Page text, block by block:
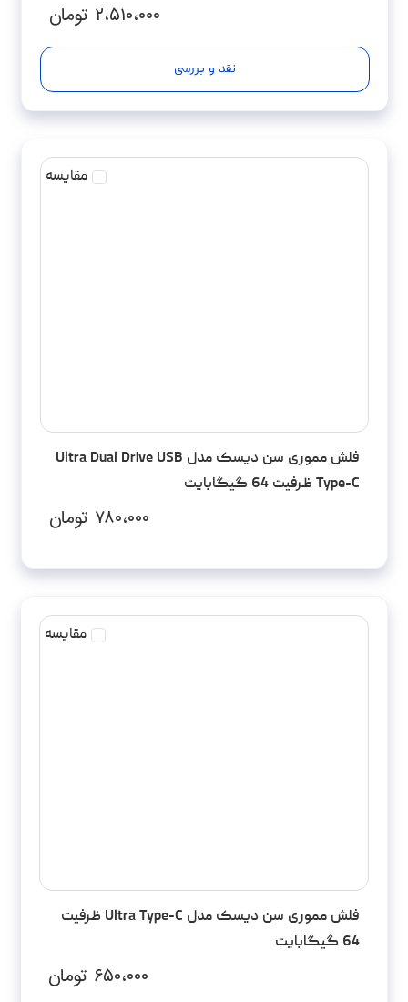
۲،۵۱۰،۰۰۰ تومان
نقد و بررسی
مقایسه
فلش مموری سن دیسک مدل Ultra Dual Drive USB
Type-C ظرفیت 64 گیگابایت
۷۸۰،۰۰۰ تومان
مقایسه
فلش مموری سن دیسک مدل Ultra Type-C ظرفیت
64 گیگابایت
۶۵۰،۰۰۰ تومان